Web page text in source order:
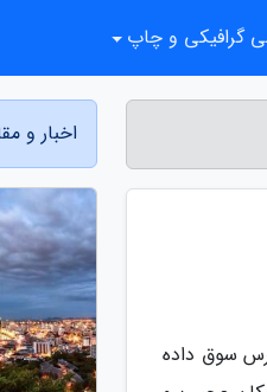
سوق داده
اخبار و
گرافیکی و چاپ